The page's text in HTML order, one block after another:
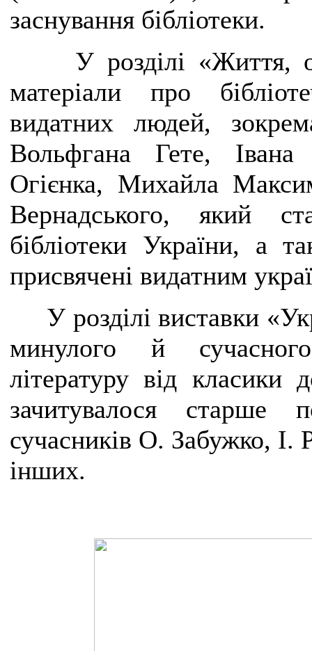
заснування бібліотеки.
У розділі «Життя,
матеріали про
видатних людей,
Вольфгана Гете,
Огієнка, Михайла
Вернадського, який
бібліотеки України, а
присвячені видатним
У розділі виставки
минулого й
літературу від класики
зачитувалося старше
сучасників О. Забужко,
інших.